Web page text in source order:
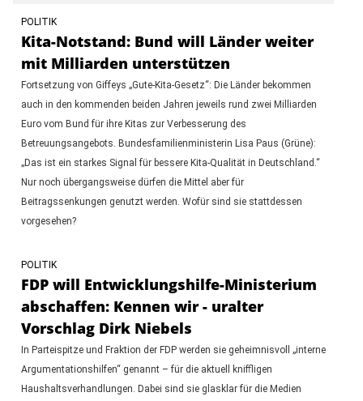
POLITIK
Kita-Notstand: Bund will Länder weiter
mit Milliarden unterstützen
Fortsetzung von Giffeys „Gute-Kita-Gesetz“: Die Länder bekommen
auch in den kommenden beiden Jahren jeweils rund zwei Milliarden
Euro vom Bund für ihre Kitas zur Verbesserung des
Betreuungsangebots. Bundesfamilienministerin Lisa Paus (Grüne):
„Das ist ein starkes Signal für bessere Kita-Qualität in Deutschland.“
Nur noch übergangsweise dürfen die Mittel aber für
Beitragssenkungen genutzt werden. Wofür sind sie stattdessen
vorgesehen?
POLITIK
FDP will Entwicklungshilfe-Ministerium
abschaffen: Kennen wir - uralter
Vorschlag Dirk Niebels
In Parteispitze und Fraktion der FDP werden sie geheimnisvoll „interne
Argumentationshilfen“ genannt – für die aktuell kniffligen
Haushaltsverhandlungen. Dabei sind sie glasklar für die Medien